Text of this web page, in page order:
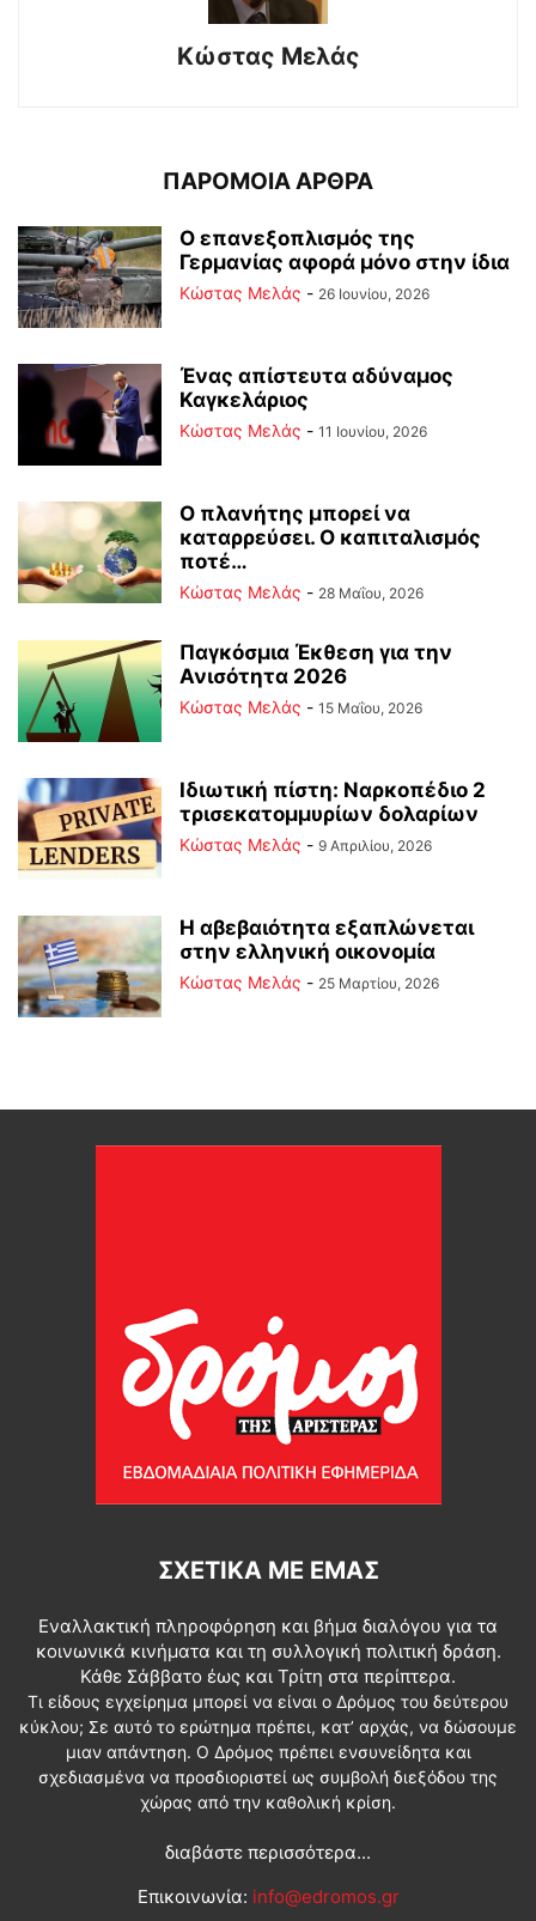
Κώστας Μελάς
ΠΑΡΟΜΟΙΑ ΑΡΘΡΑ
Ο επανεξοπλισμός της
Γερμανίας αφορά μόνο στην ίδια
Κώστας Μελάς - 26 Ιουνίου, 2026
Ένας απίστευτα αδύναμος
Καγκελάριος
Κώστας Μελάς - 11 Ιουνίου, 2026
Ο πλανήτης μπορεί να
καταρρεύσει. Ο καπιταλισμός
ποτέ…
Κώστας Μελάς - 28 Μαΐου, 2026
Παγκόσμια Έκθεση για την
Ανισότητα 2026
Κώστας Μελάς - 15 Μαΐου, 2026
Ιδιωτική πίστη: Ναρκοπέδιο 2
τρισεκατομμυρίων δολαρίων
Κώστας Μελάς - 9 Απριλίου, 2026
Η αβεβαιότητα εξαπλώνεται
στην ελληνική οικονομία
Κώστας Μελάς - 25 Μαρτίου, 2026
ΣΧΕΤΙΚΆ ΜΕ ΕΜΆΣ
Εναλλακτική πληροφόρηση και βήμα διαλόγου για τα
κοινωνικά κινήματα και τη συλλογική πολιτική δράση.
Κάθε Σάββατο έως και Τρίτη στα περίπτερα.
Τι είδους εγχείρημα μπορεί να είναι ο Δρόμος του δεύτερου
κύκλου; Σε αυτό το ερώτημα πρέπει, κατ’ αρχάς, να δώσουμε
μιαν απάντηση. Ο Δρόμος πρέπει ενσυνείδητα και
σχεδιασμένα να προσδιοριστεί ως συμβολή διεξόδου της
χώρας από την καθολική κρίση.
διαβάστε περισσότερα...
Επικοινωνία: info@edromos.gr